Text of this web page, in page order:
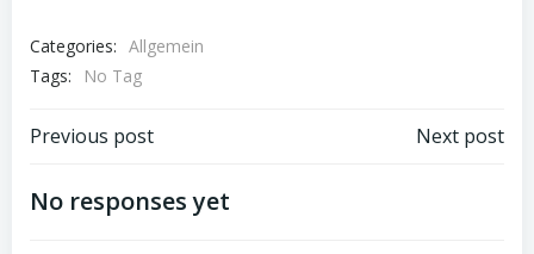
Categories: Allgemein
Tags:
No Tag
Post
navigation
Previous post Next post
No responses yet